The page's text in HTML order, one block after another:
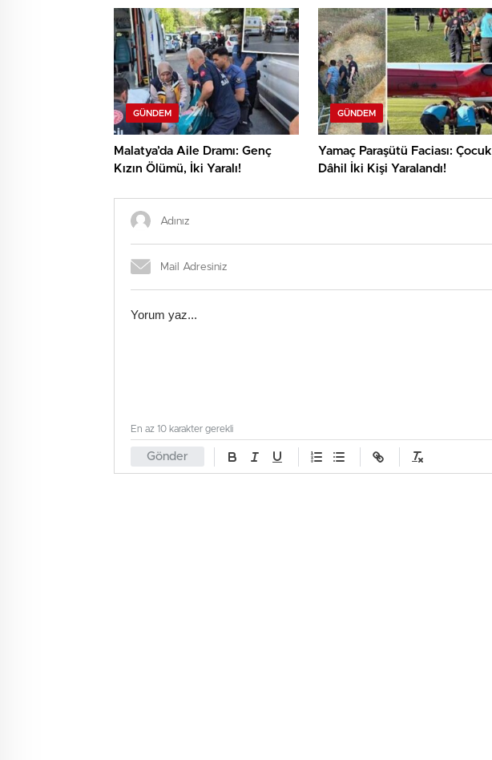
GÜNDEM
Malatya’da Aile Dramı: Genç
Kızın Ölümü, İki Yaralı!
GÜNDEM
Yamaç Paraşütü Faciası: Çocuk
Dâhil İki Kişi Yaralandı!
Gönder
En az 10 karakter gerekli